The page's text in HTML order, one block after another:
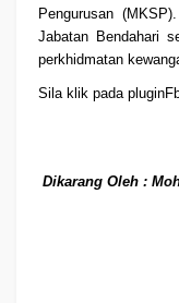
Pengurusan
Jabatan Bendahari
perkhidmatan
Sila klik pada
Dikarang Oleh :